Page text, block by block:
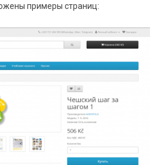
примеры страниц: